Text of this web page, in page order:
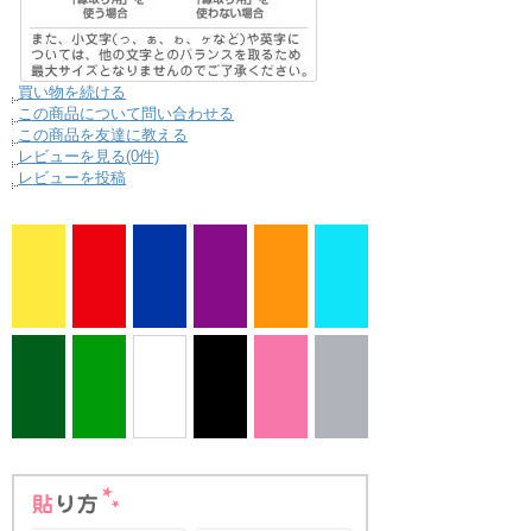
買い物を続ける
この商品について問い合わせる
この商品を友達に教える
レビューを見る(0件)
レビューを投稿